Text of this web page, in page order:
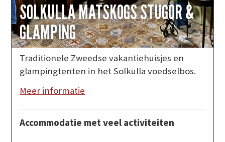
SOLKULLA MATSKOGS STUGOR &
GLAMPING
Traditionele Zweedse vakantiehuisjes en
glampingtenten in het Solkulla voedselbos.
Meer informatie
Accommodatie met veel activiteiten